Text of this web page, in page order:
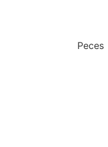
Peces